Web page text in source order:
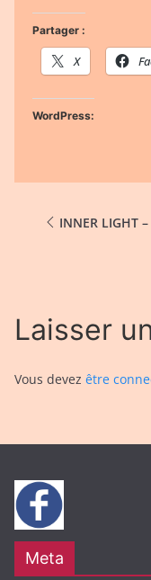
Partager :
X
WordPress:
INNER LIGHT
Laisser
Vous devez être
Meta